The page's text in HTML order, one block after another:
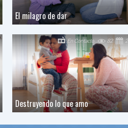
El milagro de dar
Destruyendo lo que amo
82
En Contacto